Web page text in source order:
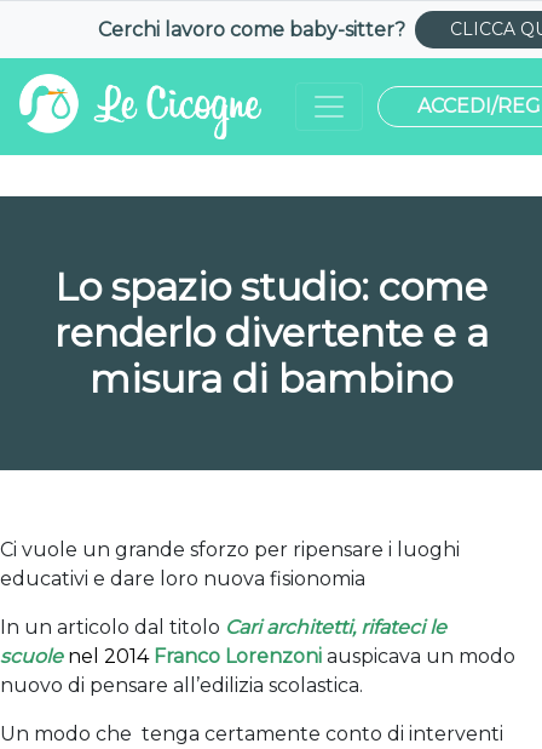
Cerchi lavoro come baby-sitter? CLICCA
ACCEDI/
Lo spazio studio: come
renderlo divertente e a
misura di bambino
Ci vuole un grande sforzo per ripensare i luoghi
educativi e dare loro nuova fisionomia
In un articolo dal titolo Cari architetti, rifateci le
scuole nel 2014 Franco Lorenzoni auspicava un modo
nuovo di pensare all’edilizia scolastica.
Un modo che tenga certamente conto di interventi